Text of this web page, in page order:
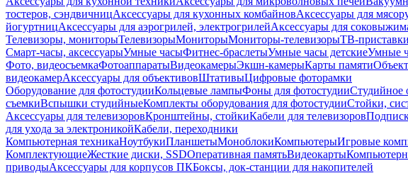
тостеров, сэндвичницАксессуары для кухонных комбайновАксессуары для
йогуртницАксессуары для аэрогрилей, электрогрилейАксессуары для
Телевизоры, мониторыТелевизорыМониторыМониторы-телевизорыТВ-
Смарт-часы, аксессуарыУмные часыФитнес-браслетыУмные часы детскиеУмные
Фото, видеосъемкаФотоаппаратыВидеокамерыЭкшн-камерыКарты памяти
видеокамерАксессуары для объективовШтативыЦифровые фоторамки
Оборудование для фотостудииКольцевые лампыФоны для фотостудииСтудийное
съемкиВспышки студийныеКомплекты оборудования для фотостудииСтойки,
Аксессуары для телевизоровКронштейны, стойкиКабели для телевизоров
для ухода за электроникойКабели, переходники
Компьютерная техникаНоутбукиПланшетыМоноблокиКомпьютерыИгровые
КомплектующиеЖесткие диски, SSDОперативная памятьВидеокарты
приводыАксессуары для корпусов ПКБоксы, док-станции для накопителей